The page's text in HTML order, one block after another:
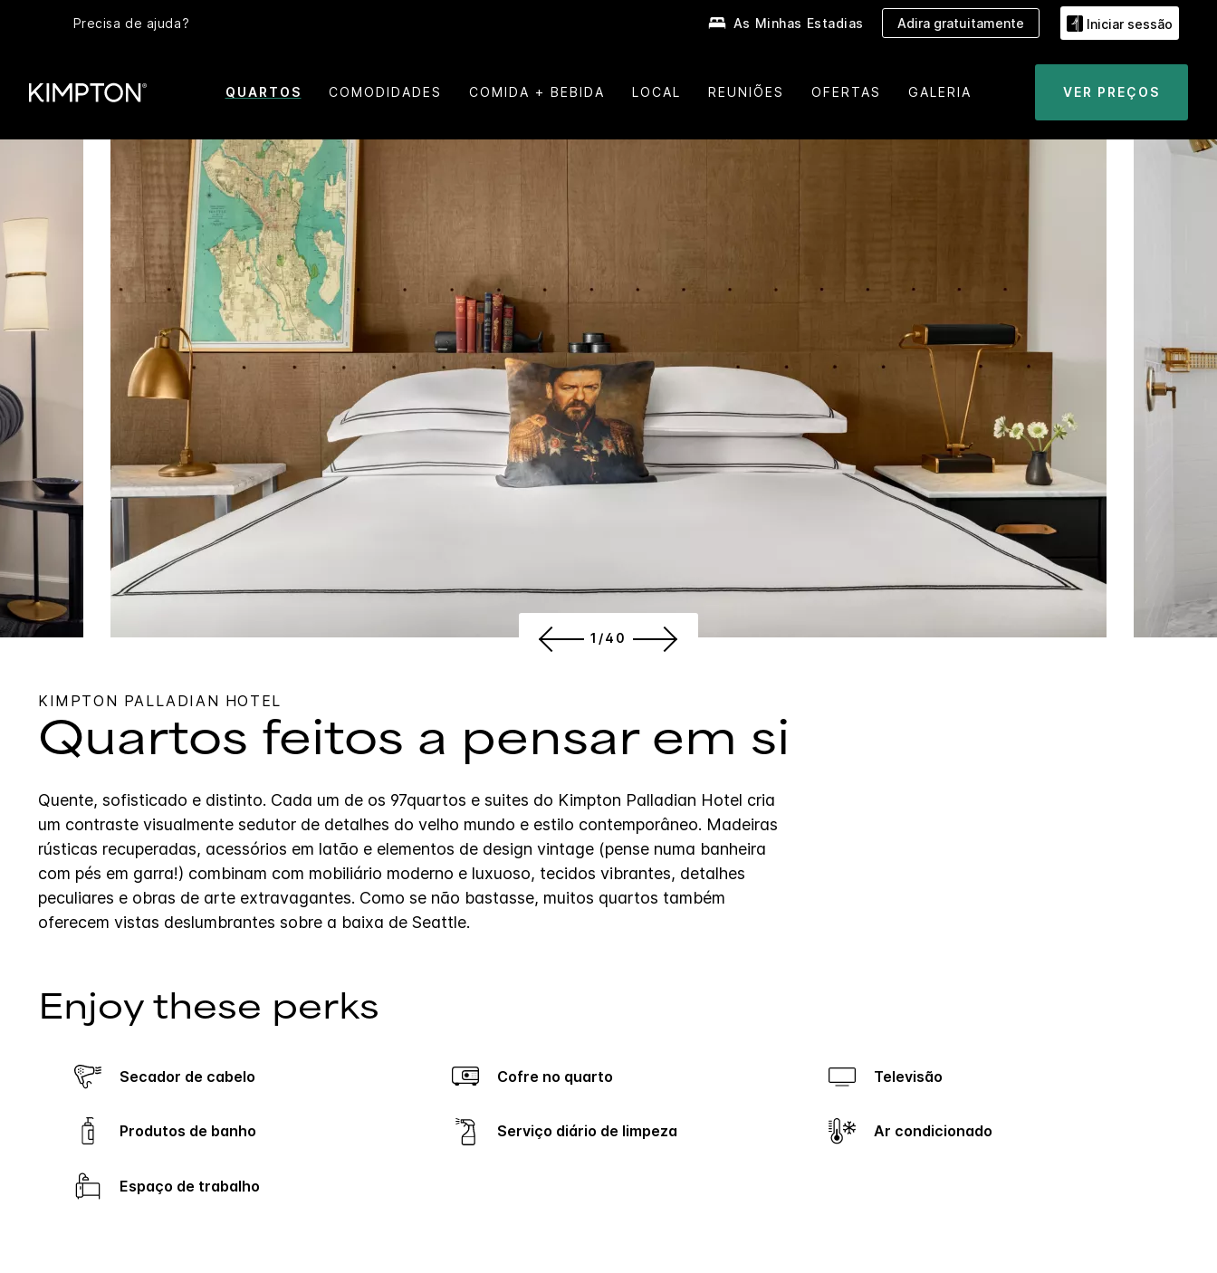
Precisa de ajuda? As Minhas Estadias Adira gratuitamente Iniciar sessão
QUARTOS COMODIDADES COMIDA + BEBIDA LOCAL REUNIÕES OFERTAS GALERIA VER PREÇOS
1/40
KIMPTON PALLADIAN HOTEL
Quartos feitos a pensar em si
Quente, sofisticado e distinto. Cada um de os 97quartos e suites do Kimpton Palladian Hotel cria
um contraste visualmente sedutor de detalhes do velho mundo e estilo contemporâneo. Madeiras
rústicas recuperadas, acessórios em latão e elementos de design vintage (pense numa banheira
com pés em garra!) combinam com mobiliário moderno e luxuoso, tecidos vibrantes, detalhes
peculiares e obras de arte extravagantes. Como se não bastasse, muitos quartos também
oferecem vistas deslumbrantes sobre a baixa de Seattle.
Enjoy these perks
Secador de cabelo Cofre no quarto Televisão
Produtos de banho Serviço diário de limpeza Ar condicionado
Espaço de trabalho